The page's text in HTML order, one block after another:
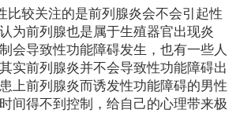
比较关注的是前列腺炎会不会引起性
为前列腺也是属于生殖器官出现炎
会导致性功能障碍发生，也有一些人
实前列腺炎并不会导致性功能障碍出
上前列腺炎而诱发性功能障碍的男性
间得不到控制，给自己的心理带来极